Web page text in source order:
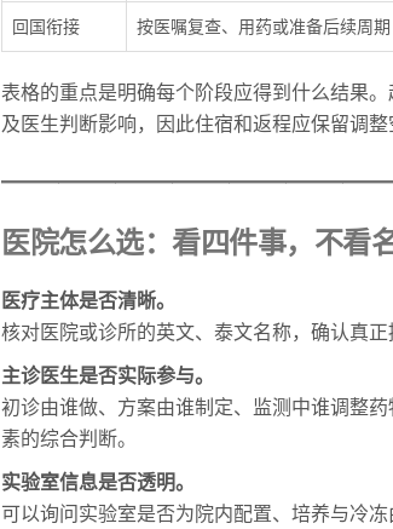
回国衔接 按医嘱复查、用药或准备后续周期
表格的重点是明确每个阶段应得到什么结果
及医生判断影响，因此住宿和返程应保留调整
医院怎么选：看四件事，不看
医疗主体是否清晰。
核对医院或诊所的英文、泰文名称，确认真
主诊医生是否实际参与。
初诊由谁做、方案由谁制定、监测中谁调整
素的综合判断。
实验室信息是否透明。
可以询问实验室是否为院内配置、培养与冷